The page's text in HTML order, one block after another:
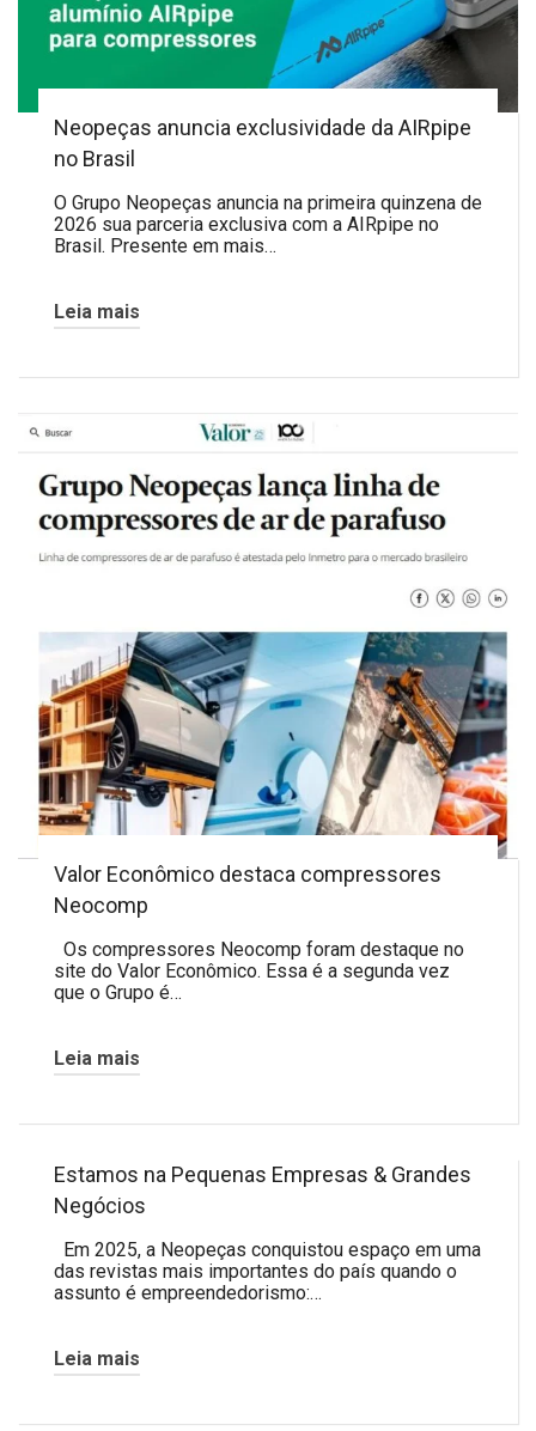
Neopeças anuncia exclusividade da AIRpipe
no Brasil
O Grupo Neopeças anuncia na primeira quinzena de
2026 sua parceria exclusiva com a AIRpipe no
Brasil. Presente em mais…
Leia mais
Valor Econômico destaca compressores
Neocomp
Os compressores Neocomp foram destaque no
site do Valor Econômico. Essa é a segunda vez
que o Grupo é…
Leia mais
Estamos na Pequenas Empresas & Grandes
Negócios
Em 2025, a Neopeças conquistou espaço em uma
das revistas mais importantes do país quando o
assunto é empreendedorismo:…
Leia mais